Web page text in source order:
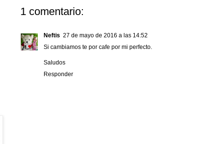
1 comentario:
Neftis 27 de mayo de 2016 a las 14:52
Si cambiamos te por cafe por mi perfecto.
Saludos
Responder